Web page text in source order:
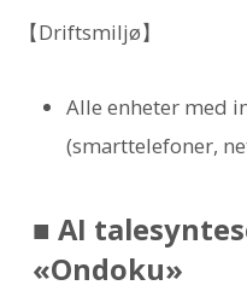
【Driftsmiljø】
Alle enheter med
(smarttelefoner,
■ AI
«Ondoku»